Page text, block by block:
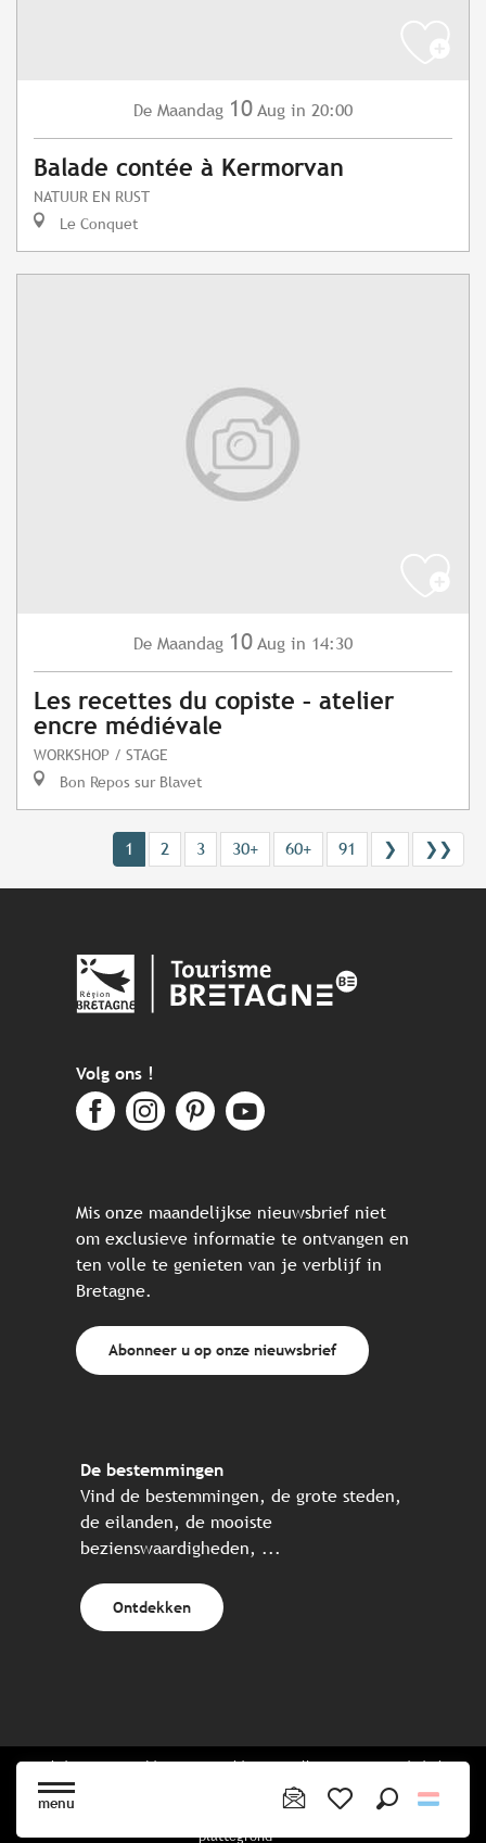
menu
De Maandag 10 Aug in 20:00
Balade contée à Kermorvan
NATUUR EN RUST
Le Conquet
De Maandag 10 Aug in 14:30
Les recettes du copiste – atelier
encre médiévale
WORKSHOP / STAGE
Bon Repos sur Blavet
1 2 3 30+ 60+ 91 ❯ ❯❯
Volg ons !
Mis onze maandelijkse nieuwsbrief niet
om exclusieve informatie te ontvangen en
ten volle te genieten van je verblijf in
Bretagne.
Abonneer u op onze nieuwsbrief
De bestemmingen
Vind de bestemmingen, de grote steden,
de eilanden, de mooiste
bezienswaardigheden, ...
Ontdekken
Website gecreëerd in samenwerking met alle Bretonse toeristische
plattegrond